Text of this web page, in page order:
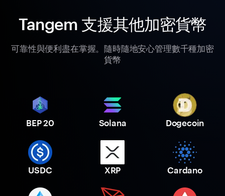
Tangem 支援其他加密貨幣
可靠性與便利盡在掌握。隨時隨地安心管理數千種加密
貨幣
BEP 20 Solana Dogecoin
USDC XRP Cardano